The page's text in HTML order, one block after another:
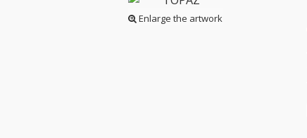
Enlarge the artwork